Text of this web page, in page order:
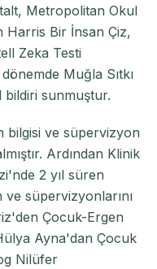
Metropolitan Okul
Harris Bir İnsan Çiz,
Zeka Testi
Muğla Sıtkı
bildiri sunmuştur.
bilgisi ve süpervizyon
Ardından Klinik
2 yıl süren
süpervizyonlarını
Çocuk-Ergen
Ayna'dan Çocuk
Nilüfer